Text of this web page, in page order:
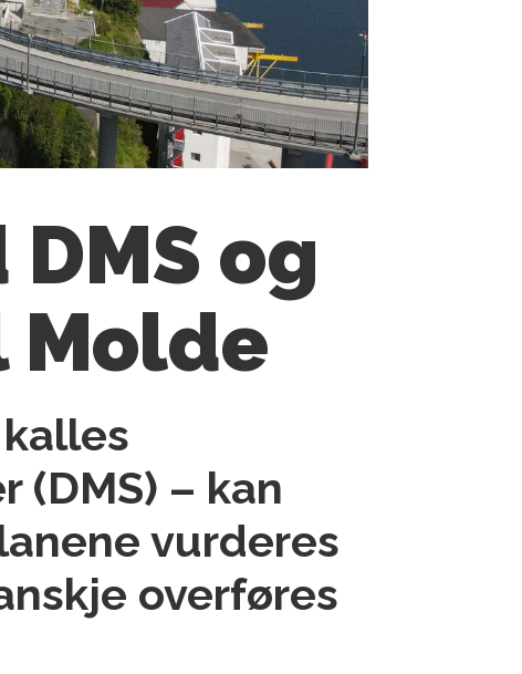
og
Molde
(DMS) – kan
vurderes
overføres